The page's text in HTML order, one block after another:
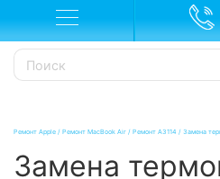
Ремонт Apple / Ремонт MacBook Air / Ремонт A3114 / Замена
Замена